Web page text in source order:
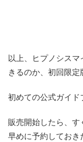
以上、ヒプノシス
きるのか、初回限定
初めての公式ガイド
販売開始したら、
早めに予約しておき